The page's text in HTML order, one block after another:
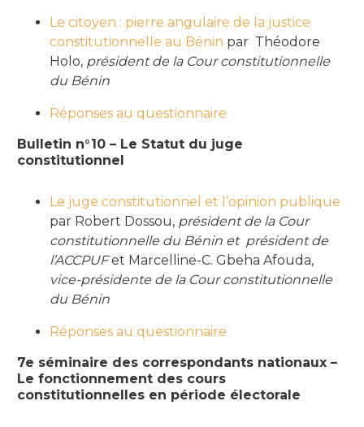
Le citoyen : pierre angulaire de la justice
constitutionnelle au Bénin par Théodore
Holo, président de la Cour constitutionnelle
du Bénin
Réponses au questionnaire
Bulletin n°10 – Le Statut du juge
constitutionnel
Le juge constitutionnel et l’opinion publique
par Robert Dossou, président de la Cour
constitutionnelle du Bénin et président de
l’ACCPUFet Marcelline-C. Gbeha Afouda,
vice-présidente de la Cour constitutionnelle
du Bénin
Réponses au questionnaire
7e séminaire des correspondants nationaux –
Le fonctionnement des cours
constitutionnelles en période électorale